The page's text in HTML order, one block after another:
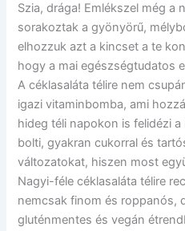
Szia, drága! Emlékszel még a
sorakoztak a gyönyörű,
elhozzuk azt a kincset a te
hogy a mai egészségtudatos
A céklasaláta télire nem
igazi vitaminbomba, ami
hideg téli napokon is felidézi
bolti, gyakran cukorral és
változatokat, hiszen most
Nagyi-féle céklasaláta télire
nemcsak finom és roppanós,
gluténmentes és vegán